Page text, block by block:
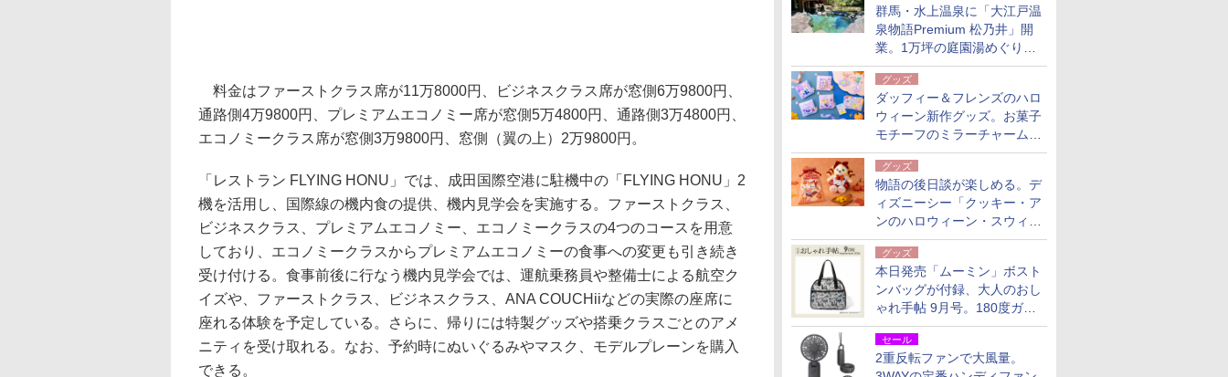
群馬・水上温泉に「大江戸温
泉物語Premium 松乃井」開
業。1万坪の庭園湯めぐり＆
豪華バイキングを体験してき
た！
グッズ
ダッフィー＆フレンズのハロ
ウィーン新作グッズ。お菓子
モチーフのミラーチャーム/
デザインポーチほか
グッズ
物語の後日談が楽しめる。デ
ィズニーシー「クッキー・ア
ンのハロウィーン・スウィー
トサプライズ」限定グッズ公
開グッズ
本日発売「ムーミン」ボスト
ンバッグが付録、大人のおし
ゃれ手帖 9月号。180度ガバ
ッと開いて大容量
セール
2重反転ファンで大風量。
料金はファーストクラス席が11万8000円、ビジネスクラス席が窓側6万9800円、
通路側4万9800円、プレミアムエコノミー席が窓側5万4800円、通路側3万4800円、
エコノミークラス席が窓側3万9800円、窓側（翼の上）2万9800円。
「レストラン FLYING HONU」では、成田国際空港に駐機中の「FLYING HONU」2
機を活用し、国際線の機内食の提供、機内見学会を実施する。ファーストクラス、
ビジネスクラス、プレミアムエコノミー、エコノミークラスの4つのコースを用意
しており、エコノミークラスからプレミアムエコノミーの食事への変更も引き続き
受け付ける。食事前後に行なう機内見学会では、運航乗務員や整備士による航空ク
イズや、ファーストクラス、ビジネスクラス、ANA COUCHiiなどの実際の座席に
座れる体験を予定している。さらに、帰りには特製グッズや搭乗クラスごとのアメ
ニティを受け取れる。なお、予約時にぬいぐるみやマスク、モデルプレーンを購入
できる。